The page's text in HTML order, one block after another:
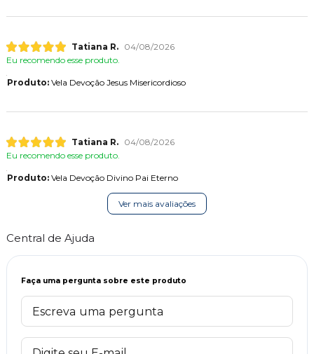
Tatiana R.
04/08/2026
Eu recomendo esse produto.
Produto:Vela Devoção Jesus Misericordioso
Tatiana R.
04/08/2026
Eu recomendo esse produto.
Produto:Vela Devoção Divino Pai Eterno
Ver mais avaliações
Central de Ajuda
Faça uma pergunta sobre este produto